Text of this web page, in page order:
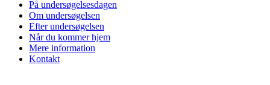
På undersøgelsesdagen
Om undersøgelsen
Efter undersøgelsen
Når du kommer hjem
Mere information
Kontakt